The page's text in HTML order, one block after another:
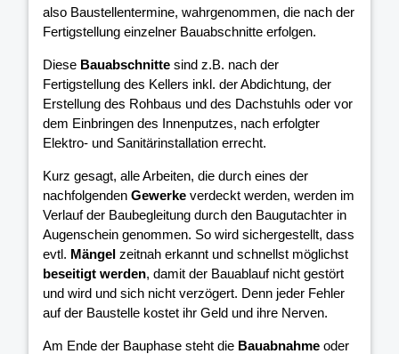
also Baustellentermine, wahrgenommen, die nach der
Fertigstellung einzelner Bauabschnitte erfolgen.
Diese Bauabschnitte sind z.B. nach der
Fertigstellung des Kellers inkl. der Abdichtung, der
Erstellung des Rohbaus und des Dachstuhls oder vor
dem Einbringen des Innenputzes, nach erfolgter
Elektro- und Sanitärinstallation errecht.
Kurz gesagt, alle Arbeiten, die durch eines der
nachfolgenden Gewerke verdeckt werden, werden im
Verlauf der Baubegleitung durch den Baugutachter in
Augenschein genommen. So wird sichergestellt, dass
evtl. Mängel zeitnah erkannt und schnellst möglichst
beseitigt werden, damit der Bauablauf nicht gestört
und wird und sich nicht verzögert. Denn jeder Fehler
auf der Baustelle kostet ihr Geld und ihre Nerven.
Am Ende der Bauphase steht die Bauabnahme oder